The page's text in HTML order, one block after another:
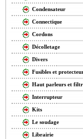
Condensateur
Connectique
Cordons
Décolletage
Divers
Fusibles et
Haut parleurs et
Interrupteur
Kits
Le soudage
Librairie